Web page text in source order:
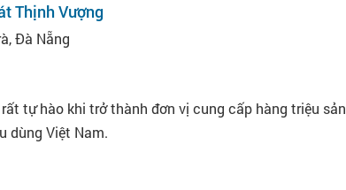
Thịnh Vượng
Đà Nẵng
tự hào khi trở thành đơn vị cung cấp hàng triệu sản
dùng Việt Nam.